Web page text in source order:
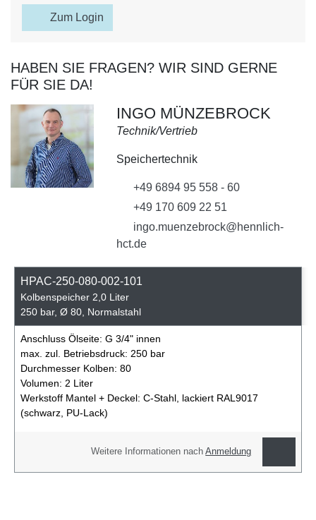
Zum Login
HABEN SIE FRAGEN? WIR SIND GERNE
FÜR SIE DA!
INGO MÜNZEBROCK
Technik/Vertrieb
Speichertechnik
+49 6894 95 558 - 60
+49 170 609 22 51
ingo.muenzebrock@hennlich-
hct.de
HPAC-250-080-002-101
Kolbenspeicher 2,0 Liter
250 bar, Ø 80, Normalstahl
Anschluss Ölseite: G 3/4" innen
max. zul. Betriebsdruck: 250 bar
Durchmesser Kolben: 80
Volumen: 2 Liter
Werkstoff Mantel + Deckel: C-Stahl, lackiert RAL9017
(schwarz, PU-Lack)
Weitere Informationen nachAnmeldung